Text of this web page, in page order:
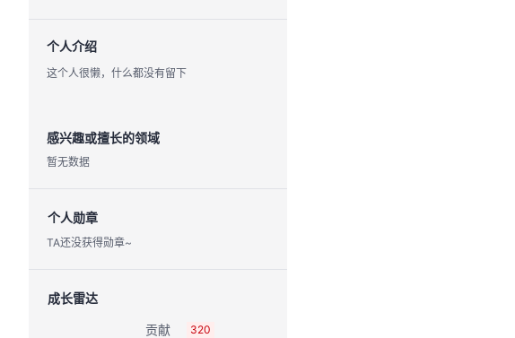
个人介绍
这个人很懒，什么都没有留下
感兴趣或擅长的领域
暂无数据
个人勋章
TA还没获得勋章~
成长雷达
320